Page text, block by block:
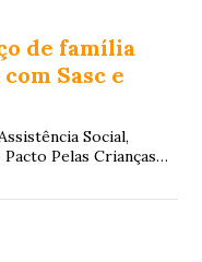
de família
Sasc e
Social,
Pacto Pelas Crianças